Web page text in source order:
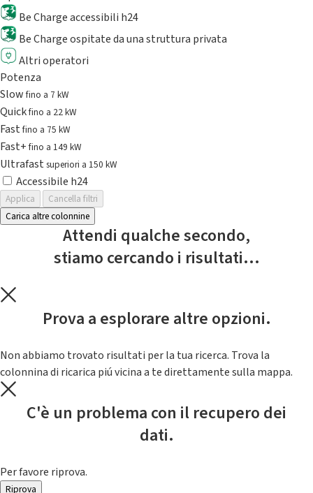
Be Charge accessibili h24
Be Charge ospitate da una struttura privata
Altri operatori
Potenza
Slowfino a 7 kW
Quickfino a 22 kW
Fastfino a 75 kW
Fast+fino a 149 kW
Ultrafast superiori a 150 kW
Accessibile h24
Applica
Cancella filtri
Carica altre colonnine
Attendi qualche secondo,
stiamo cercando i risultati...
Prova a esplorare altre opzioni.
Non abbiamo trovato risultati per la tua ricerca. Trova la
colonnina di ricarica piú vicina a te direttamente sulla mappa.
C'è un problema con il recupero dei
dati.
Per favore riprova.
Riprova